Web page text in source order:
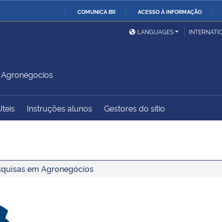
COMUNICA BR ACESSO À INFORMAÇÃO
Ministério da Defesa
Ministério das Relações
Exteriores
Ministério do
Controladoria-Geral da
Advocacia-Geral da União
LANGUAGES
Instruções alunos Gestores do sítio
em Agronegócios